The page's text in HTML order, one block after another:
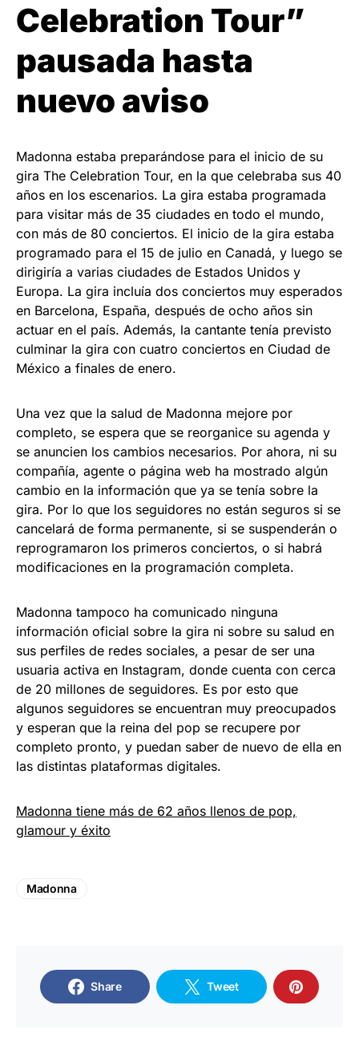
Celebration Tour”
pausada hasta
nuevo aviso
Madonna estaba preparándose para el inicio de su
gira The Celebration Tour, en la que celebraba sus 40
años en los escenarios. La gira estaba programada
para visitar más de 35 ciudades en todo el mundo,
con más de 80 conciertos. El inicio de la gira estaba
programado para el 15 de julio en Canadá, y luego se
dirigiría a varias ciudades de Estados Unidos y
Europa. La gira incluía dos conciertos muy esperados
en Barcelona, España, después de ocho años sin
actuar en el país. Además, la cantante tenía previsto
culminar la gira con cuatro conciertos en Ciudad de
México a finales de enero.
Una vez que la salud de Madonna mejore por
completo, se espera que se reorganice su agenda y
se anuncien los cambios necesarios. Por ahora, ni su
compañía, agente o página web ha mostrado algún
cambio en la información que ya se tenía sobre la
gira. Por lo que los seguidores no están seguros si se
cancelará de forma permanente, si se suspenderán o
reprogramaron los primeros conciertos, o si habrá
modificaciones en la programación completa.
Madonna tampoco ha comunicado ninguna
información oficial sobre la gira ni sobre su salud en
sus perfiles de redes sociales, a pesar de ser una
usuaria activa en Instagram, donde cuenta con cerca
de 20 millones de seguidores. Es por esto que
algunos seguidores se encuentran muy preocupados
y esperan que la reina del pop se recupere por
completo pronto, y puedan saber de nuevo de ella en
las distintas plataformas digitales.
Madonna tiene más de 62 años llenos de pop,
glamour y éxito
Madonna
Share Tweet